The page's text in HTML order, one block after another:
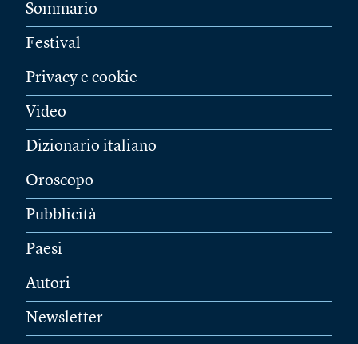
Sommario
Festival
Privacy e cookie
Video
Dizionario italiano
Oroscopo
Pubblicità
Paesi
Autori
Newsletter